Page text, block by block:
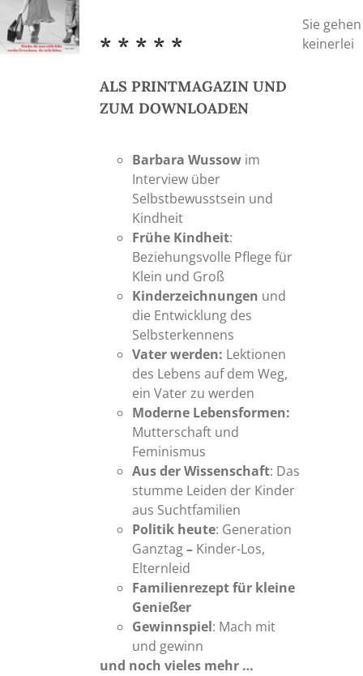
gewählt
werden
* * * * *
ALS PRINTMAGAZIN UND
ZUM DOWNLOADEN
Barbara Wussow im
Interview über
Selbstbewusstsein und
Kindheit
Frühe Kindheit:
Beziehungsvolle Pflege für
Klein und Groß
Kinderzeichnungen und
die Entwicklung des
Selbsterkennens
Vater werden: Lektionen
des Lebens auf dem Weg,
ein Vater zu werden
Moderne Lebensformen:
Mutterschaft und
Feminismus
Aus der Wissenschaft: Das
stumme Leiden der Kinder
aus Suchtfamilien
Politik heute: Generation
Ganztag– Kinder-Los,
Elternleid
Familienrezept für kleine
Genießer
Gewinnspiel: Mach mit
und gewinn
und noch vieles mehr …
Sie gehen
keinerlei